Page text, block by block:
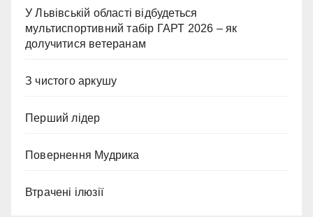
У Львівській області відбудеться
мультиспортивний табір ГАРТ 2026 – як
долучитися ветеранам
З чистого аркушу
Перший лідер
Повернення Мудрика
Втрачені ілюзії